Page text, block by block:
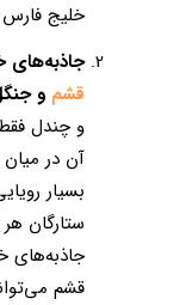
خلیج فارس
جاذبه‌های
قشم و
و چندل
آن در میان
بسیار
ستارگان
جاذبه‌های
قشم